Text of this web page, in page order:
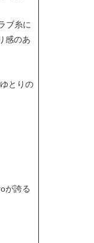
ブ糸に
感のあ
とりの
が誇る